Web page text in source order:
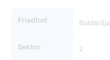
Friedhof
Sektor 2